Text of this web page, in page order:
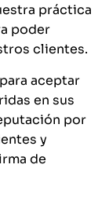
práctica
poder
clientes.
aceptar
en sus
por
y
de